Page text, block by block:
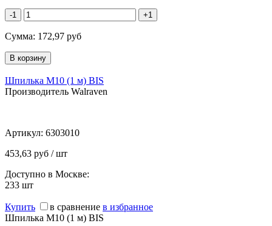
-1 +1
Сумма: 172,97 руб
Шпилька М10 (1 м) BIS
Производитель Walraven
Артикул: 6303010
453,63 руб / шт
Доступно в Москве:
233 шт
Купить в сравнение в избранное
Шпилька М10 (1 м) BIS